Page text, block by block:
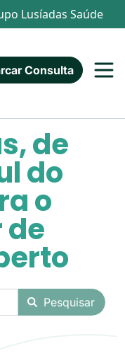
Lusíadas Saúde
Consulta
de
do
o
de